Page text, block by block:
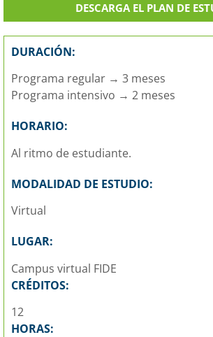
DESCARGA EL PLAN DE
DURACIÓN:
Programa regular → 3 meses
Programa intensivo → 2 meses
HORARIO:
Al ritmo de estudiante.
MODALIDAD DE ESTUDIO:
Virtual
LUGAR:
Campus virtual FIDE
CRÉDITOS:
12
HORAS: